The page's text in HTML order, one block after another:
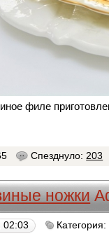
филе
Спезднуло:203
ножки
02:03 Категория: